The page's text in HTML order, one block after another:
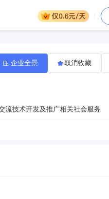
流技术开发及推广相关社会服务
企业全景 取消收藏